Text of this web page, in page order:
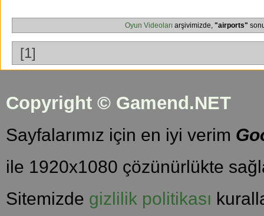
Oyun Videoları arşivimizde,"airports"
[1]
Copyright © Gamend.NET
Sayfalarımız için en iyi verim
ile 1920x1080 çözünürlükte
Sitemizde gizlilik politikası